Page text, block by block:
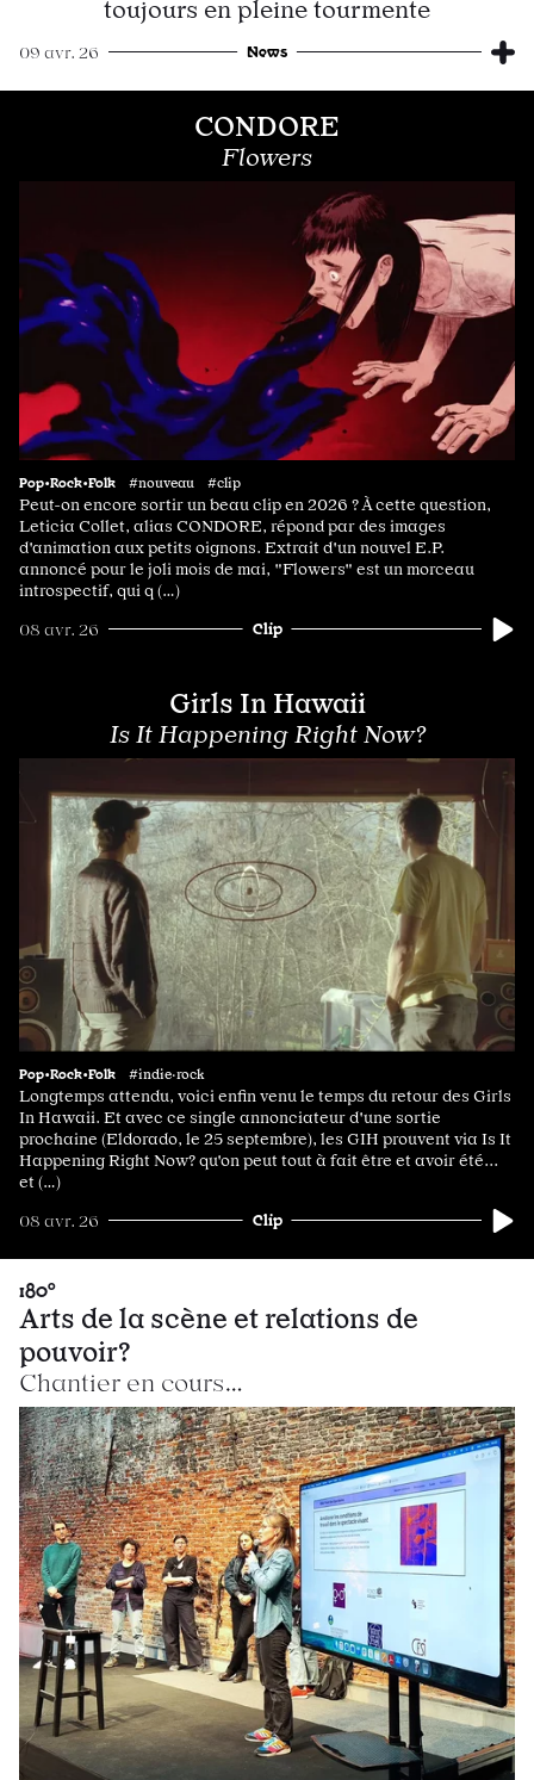
toujours en pleine tourmente
09 avr. 26 News
CONDORE
Flowers
Pop•Rock•Folk #nouveau #clip
Peut-on encore sortir un beau clip en 2026 ? À cette question,
Leticia Collet, alias CONDORE, répond par des images
d'animation aux petits oignons. Extrait d'un nouvel E.P.
annoncé pour le joli mois de mai, "Flowers" est un morceau
introspectif, qui q (…)
08 avr. 26 Clip
Girls In Hawaii
Is It Happening Right Now?
Pop•Rock•Folk #indie·rock
Longtemps attendu, voici enfin venu le temps du retour des Girls
In Hawaii. Et avec ce single annonciateur d'une sortie
prochaine (Eldorado, le 25 septembre), les GIH prouvent via Is It
Happening Right Now? qu'on peut tout à fait être et avoir été...
et (…)
08 avr. 26 Clip
180°
Arts de la scène et relations de
pouvoir?
Chantier en cours…